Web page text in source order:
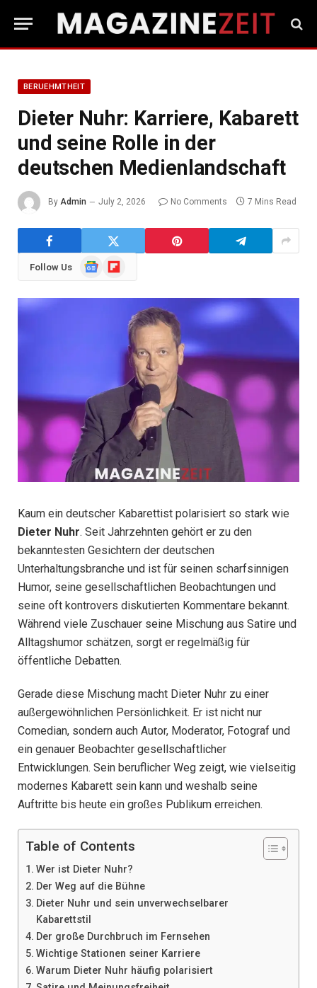
BERUEHMTHEIT
Dieter Nuhr: Karriere, Kabarett
und seine Rolle in der
deutschen Medienlandschaft
By Admin July 2, 2026 No Comments 7 Mins Read
Follow Us
GoogleFlipboard
Kaum ein deutscher Kabarettist polarisiert so stark wie
Dieter Nuhr. Seit Jahrzehnten gehört er zu den
bekanntesten Gesichtern der deutschen
Unterhaltungsbranche und ist für seinen scharfsinnigen
Humor, seine gesellschaftlichen Beobachtungen und
seine oft kontrovers diskutierten Kommentare bekannt.
Während viele Zuschauer seine Mischung aus Satire und
Alltagshumor schätzen, sorgt er regelmäßig für
öffentliche Debatten.
Gerade diese Mischung macht Dieter Nuhr zu einer
außergewöhnlichen Persönlichkeit. Er ist nicht nur
Comedian, sondern auch Autor, Moderator, Fotograf und
ein genauer Beobachter gesellschaftlicher
Entwicklungen. Sein beruflicher Weg zeigt, wie vielseitig
modernes Kabarett sein kann und weshalb seine
Auftritte bis heute ein großes Publikum erreichen.
Table of Contents
Wer ist Dieter Nuhr?
Der Weg auf die Bühne
Dieter Nuhr und sein unverwechselbarer
Kabarettstil
Der große Durchbruch im Fernsehen
Wichtige Stationen seiner Karriere
Warum Dieter Nuhr häufig polarisiert